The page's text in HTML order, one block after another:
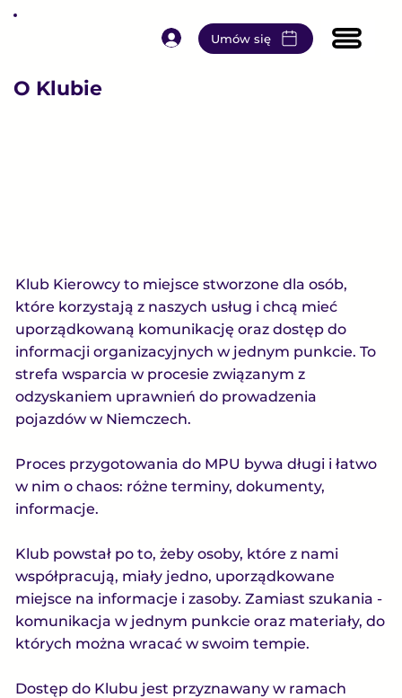
Umów się
O Klubie
Klub Kierowcy to miejsce stworzone dla osób,
które korzystają z naszych usług i chcą mieć
uporządkowaną komunikację oraz dostęp do
informacji organizacyjnych w jednym punkcie. To
strefa wsparcia w procesie związanym z
odzyskaniem uprawnień do prowadzenia
pojazdów w Niemczech.
Proces przygotowania do MPU bywa długi i łatwo
w nim o chaos: różne terminy, dokumenty,
informacje.
Klub powstał po to, żeby osoby, które z nami
współpracują, miały jedno, uporządkowane
miejsce na informacje i zasoby. Zamiast szukania -
komunikacja w jednym punkcie oraz materiały, do
których można wracać w swoim tempie.
Dostęp do Klubu jest przyznawany w ramach